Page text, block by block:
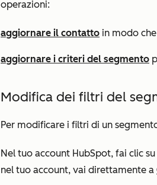
operazioni:
aggiornare il contatto in modo che
aggiornare i criteri del segmento
Modifica dei filtri del
Per modificare i filtri di un
Nel tuo account HubSpot, fai clic su
nel tuo account, vai direttamente a